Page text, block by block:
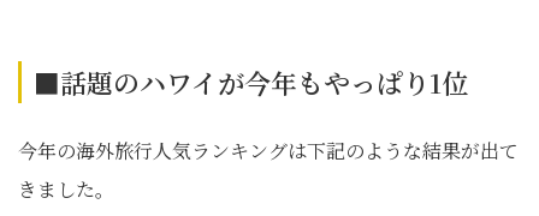
■話題のハワイが今年もやっぱり1位
今年の海外旅行人気ランキングは下記のような結果が出て
きました。